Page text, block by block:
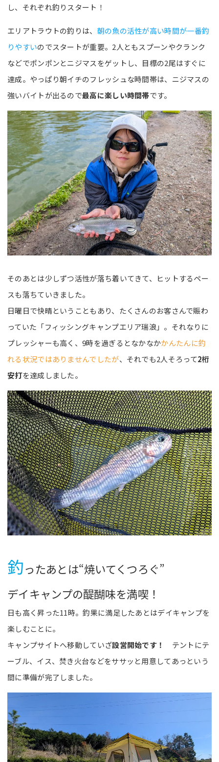
し、それぞれ釣りスタート！
エリアトラウトの釣りは、 朝の魚の活性が高い時間が一番釣
りやすいのでスタートが重要。2人ともスプーンやクランク
などでポンポンとニジマスをゲットし、目標の2尾はすぐに
達成。やっぱり朝イチのフレッシュな時間帯は、ニジマスの
強いバイトが出るので最高に楽しい時間帯です。
そのあとは少しずつ活性が落ち着いてきて、ヒットするペー
スも落ちていきました。
日曜日で快晴ということもあり、たくさんのお客さんで賑わ
っていた「フィッシングキャンプエリア瑞浪」。それなりに
プレッシャーも高く、9時を過ぎるとなかなかかんたんに釣
れる状況ではありませんでしたが、それでも2人そろって2桁
安打を達成しました。
釣ったあとは“焼いてくつろぐ”
デイキャンプの醍醐味を満喫！
日も高く昇った11時。釣果に満足したあとはデイキャンプを
楽しむことに。
キャンプサイトへ移動していざ設営開始です！
テントにテ
ーブル、イス、焚き火台などをササッと用意してあっという
間に準備が完了しました。